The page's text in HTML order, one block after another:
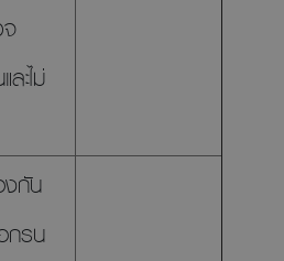
ะไม่
กัน
กรน